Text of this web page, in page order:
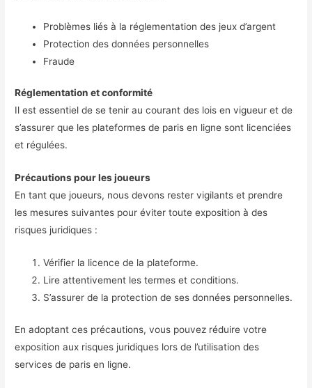
Problèmes liés à la réglementation des jeux d’argent
Protection des données personnelles
Fraude
Réglementation et conformité
Il est essentiel de se tenir au courant des lois en vigueur et de
s’assurer que les plateformes de paris en ligne sont licenciées
et régulées.
Précautions pour les joueurs
En tant que joueurs, nous devons rester vigilants et prendre
les mesures suivantes pour éviter toute exposition à des
risques juridiques :
Vérifier la licence de la plateforme.
Lire attentivement les termes et conditions.
S’assurer de la protection de ses données personnelles.
En adoptant ces précautions, vous pouvez réduire votre
exposition aux risques juridiques lors de l’utilisation des
services de paris en ligne.